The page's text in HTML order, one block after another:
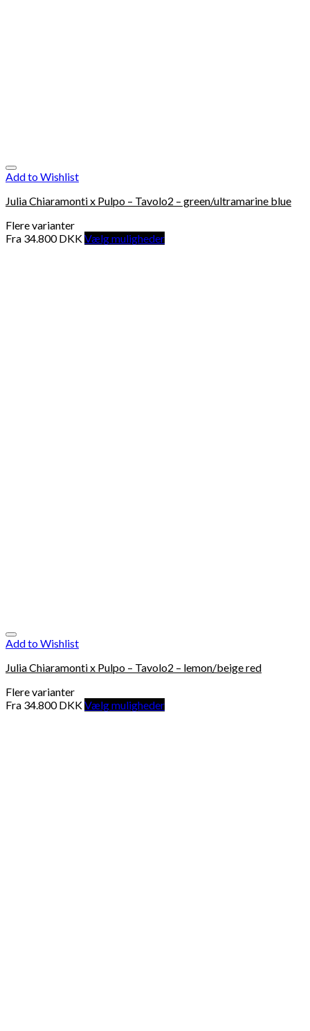
Add to Wishlist
Julia Chiaramonti x Pulpo – Tavolo2 – green/ultramarine blue
Flere varianter
Fra 34.800DKKVælg muligheder
Add to Wishlist
Julia Chiaramonti x Pulpo – Tavolo2 – lemon/beige red
Flere varianter
Fra 34.800DKKVælg muligheder